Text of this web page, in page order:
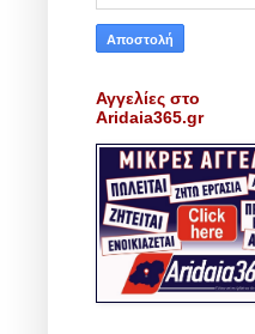
Αγγελίες στο
Aridaia365.gr